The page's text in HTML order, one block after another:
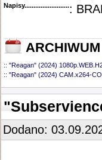
Napisy............................................
:
ARCHIWUM
:: "Reagan" (2024)
:: "Reagan" (2024) CAM.x264-
Dodano: